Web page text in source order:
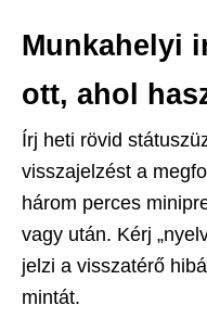
Munkahelyi
ott, ahol
Írj heti rövid
visszajelzést a
három perces
vagy után. Kérj
jelzi a visszatérő
mintát.